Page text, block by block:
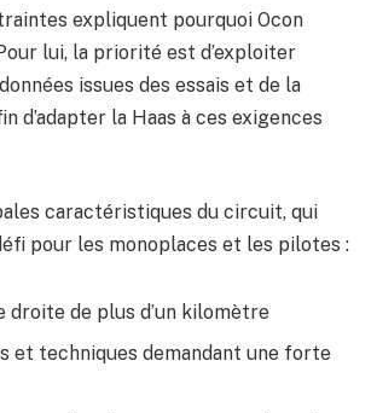
expliquent pourquoi Ocon
lui, la priorité est d’exploiter
issues des essais et de la
d’adapter la Haas à ces exigences
caractéristiques du circuit, qui
pour les monoplaces et les pilotes :
droite de plus d’un kilomètre
et techniques demandant une forte